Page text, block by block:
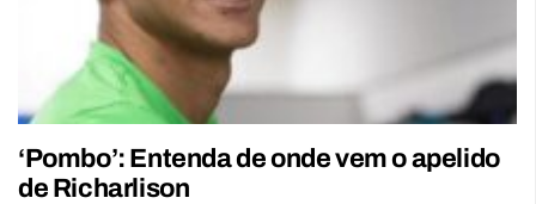
‘Pombo’: Entenda de onde vem o apelido
de Richarlison